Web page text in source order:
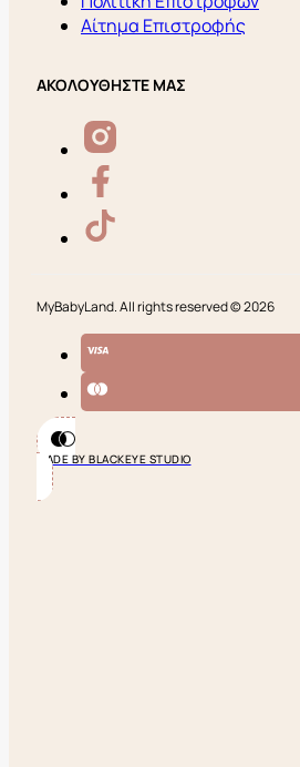
Αίτημα Επιστροφής
ΑΚΟΛΟΥΘΗΣΤΕ ΜΑΣ
MyBabyLand. All rights reserved © 2026
MADE BY BLACKEYE STUDIO